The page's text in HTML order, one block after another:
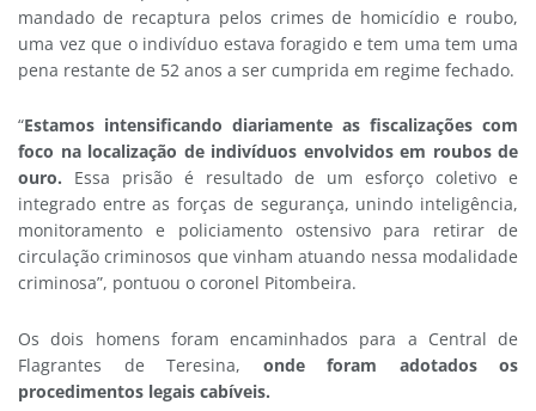
mandado de recaptura pelos crimes de homicídio e roubo,
uma vez que o indivíduo estava foragido e tem uma tem uma
pena restante de 52 anos a ser cumprida em regime fechado.
“Estamos intensificando diariamente as fiscalizações com
foco na localização de indivíduos envolvidos em roubos de
ouro. Essa prisão é resultado de um esforço coletivo e
integrado entre as forças de segurança, unindo inteligência,
monitoramento e policiamento ostensivo para retirar de
circulação criminosos que vinham atuando nessa modalidade
criminosa”, pontuou o coronel Pitombeira.
Os dois homens foram encaminhados para a Central de
Flagrantes de Teresina, onde foram adotados os
procedimentos legais cabíveis.